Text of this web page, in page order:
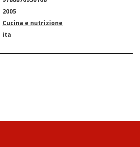
2005
Cucina e nutrizione
ita